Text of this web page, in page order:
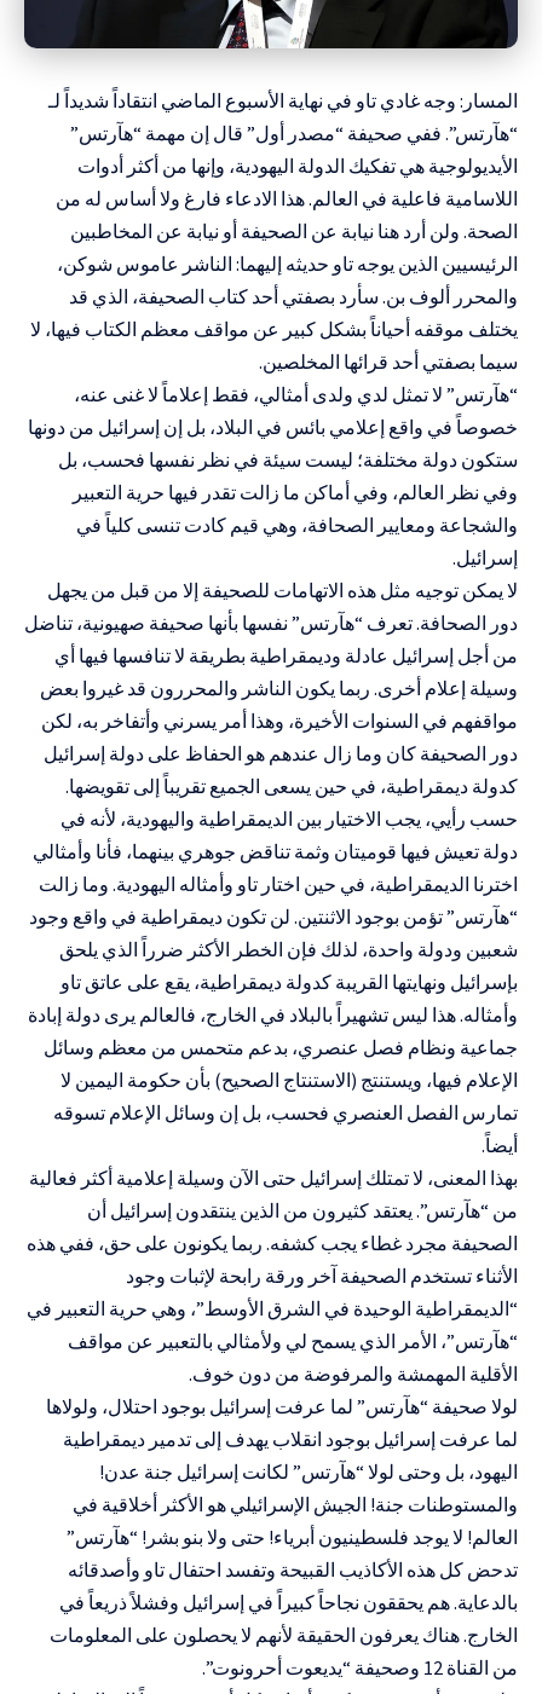
المسار: وجه غادي تاو في نهاية الأسبوع الماضي انتقاداً شديداً لـ
“هآرتس”. ففي صحيفة “مصدر أول” قال إن مهمة “هآرتس”
الأيديولوجية هي تفكيك الدولة اليهودية، وإنها من أكثر أدوات
اللاسامية فاعلية في العالم. هذا الادعاء فارغ ولا أساس له من
الصحة. ولن أرد هنا نيابة عن الصحيفة أو نيابة عن المخاطبين
الرئيسيين الذين يوجه تاو حديثه إليهما: الناشر عاموس شوكن،
والمحرر ألوف بن. سأرد بصفتي أحد كتاب الصحيفة، الذي قد
يختلف موقفه أحياناً بشكل كبير عن مواقف معظم الكتاب فيها، لا
سيما بصفتي أحد قرائها المخلصين.
“هآرتس” لا تمثل لدي ولدى أمثالي، فقط إعلاماً لا غنى عنه،
خصوصاً في واقع إعلامي بائس في البلاد، بل إن إسرائيل من دونها
ستكون دولة مختلفة؛ ليست سيئة في نظر نفسها فحسب، بل
وفي نظر العالم، وفي أماكن ما زالت تقدر فيها حرية التعبير
والشجاعة ومعايير الصحافة، وهي قيم كادت تنسى كلياً في
إسرائيل.
لا يمكن توجيه مثل هذه الاتهامات للصحيفة إلا من قبل من يجهل
دور الصحافة. تعرف “هآرتس” نفسها بأنها صحيفة صهيونية، تناضل
من أجل إسرائيل عادلة وديمقراطية بطريقة لا تنافسها فيها أي
وسيلة إعلام أخرى. ربما يكون الناشر والمحررون قد غيروا بعض
مواقفهم في السنوات الأخيرة، وهذا أمر يسرني وأتفاخر به، لكن
دور الصحيفة كان وما زال عندهم هو الحفاظ على دولة إسرائيل
كدولة ديمقراطية، في حين يسعى الجميع تقريباً إلى تقويضها.
حسب رأيي، يجب الاختيار بين الديمقراطية واليهودية، لأنه في
دولة تعيش فيها قوميتان وثمة تناقض جوهري بينهما، فأنا وأمثالي
اخترنا الديمقراطية، في حين اختار تاو وأمثاله اليهودية. وما زالت
“هآرتس” تؤمن بوجود الاثنتين. لن تكون ديمقراطية في واقع وجود
شعبين ودولة واحدة، لذلك فإن الخطر الأكثر ضرراً الذي يلحق
بإسرائيل ونهايتها القريبة كدولة ديمقراطية، يقع على عاتق تاو
وأمثاله. هذا ليس تشهيراً بالبلاد في الخارج، فالعالم يرى دولة إبادة
جماعية ونظام فصل عنصري، بدعم متحمس من معظم وسائل
الإعلام فيها، ويستنتج (الاستنتاج الصحيح) بأن حكومة اليمين لا
تمارس الفصل العنصري فحسب، بل إن وسائل الإعلام تسوقه
أيضاً.
بهذا المعنى، لا تمتلك إسرائيل حتى الآن وسيلة إعلامية أكثر فعالية
من “هآرتس”. يعتقد كثيرون من الذين ينتقدون إسرائيل أن
الصحيفة مجرد غطاء يجب كشفه. ربما يكونون على حق، ففي هذه
الأثناء تستخدم الصحيفة آخر ورقة رابحة لإثبات وجود
“الديمقراطية الوحيدة في الشرق الأوسط”، وهي حرية التعبير في
“هآرتس”، الأمر الذي يسمح لي ولأمثالي بالتعبير عن مواقف
الأقلية المهمشة والمرفوضة من دون خوف.
لولا صحيفة “هآرتس” لما عرفت إسرائيل بوجود احتلال، ولولاها
لما عرفت إسرائيل بوجود انقلاب يهدف إلى تدمير ديمقراطية
اليهود، بل وحتى لولا “هآرتس” لكانت إسرائيل جنة عدن!
والمستوطنات جنة! الجيش الإسرائيلي هو الأكثر أخلاقية في
العالم! لا يوجد فلسطينيون أبرياء! حتى ولا بنو بشر! “هآرتس”
تدحض كل هذه الأكاذيب القبيحة وتفسد احتفال تاو وأصدقائه
بالدعاية. هم يحققون نجاحاً كبيراً في إسرائيل وفشلاً ذريعاً في
الخارج. هناك يعرفون الحقيقة لأنهم لا يحصلون على المعلومات
من القناة 12 وصحيفة “يديعوت أحرونوت”.